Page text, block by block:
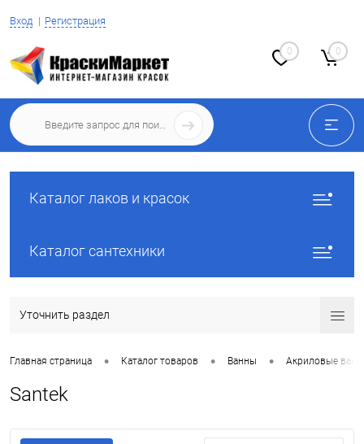
Вход Регистрация
0 0
Каталог лаков и красок
Каталог сантехники
Уточнить раздел
Главная страница • Каталог товаров • Ванны • Акриловые
Santek